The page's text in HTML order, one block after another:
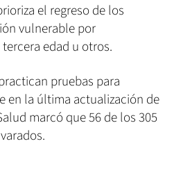
el regreso de los
vulnerable por
edad u otros.
pruebas para
en la última actualización de
marcó que 56 de los 305